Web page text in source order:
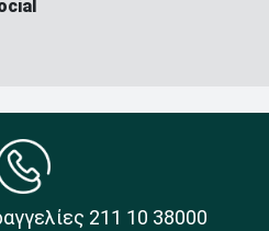
211 10 38000